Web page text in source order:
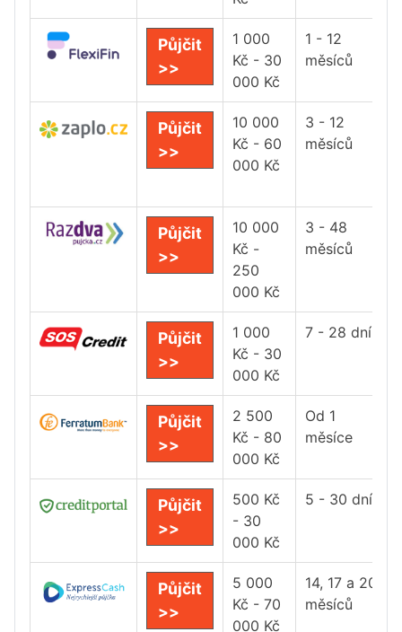
Půjčit
>>
1 000
Kč - 30
000 Kč
1 - 12
měsíců
Půjčit
>>
10 000
Kč - 60
000 Kč
3 - 12
měsíců
Půjčit
>>
10 000
Kč -
250
000 Kč
3 - 48
měsíců
Půjčit
>>
1 000
Kč - 30
000 Kč
7 - 28 dní
Půjčit
>>
2 500
Kč - 80
000 Kč
Od 1
měsíce
Půjčit
>>
500 Kč
- 30
000 Kč
5 - 30 dní
Půjčit
>>
5 000
Kč - 70
000 Kč
14, 17 a 20
měsíců